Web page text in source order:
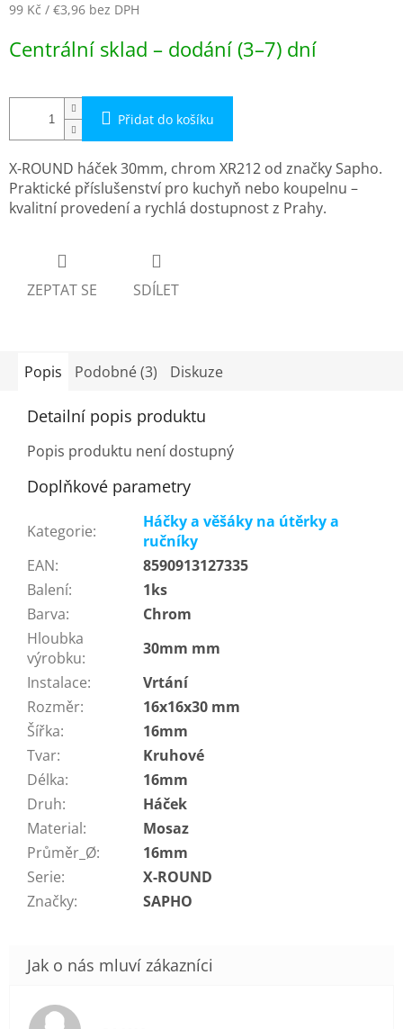
99 Kč / €3,96 bez DPH
cena:
Centrální sklad – dodání (3–7) dní
Přidat do košíku
X-ROUND háček 30mm, chrom XR212 od značky Sapho.
Praktické příslušenství pro kuchyň nebo koupelnu –
kvalitní provedení a rychlá dostupnost z Prahy.
ZEPTAT SE SDÍLET
Popis Podobné (3) Diskuze
Detailní popis produktu
Popis produktu není dostupný
Doplňkové parametry
Kategorie:
Háčky a věšáky na útěrky a
ručníky
EAN:
8590913127335
Balení:
1ks
Barva:
Chrom
Hloubka
výrobku:
30mm mm
Instalace:
Vrtání
Rozměr:
16x16x30 mm
Šířka:
16mm
Tvar:
Kruhové
Délka:
16mm
Druh:
Háček
Material:
Mosaz
Průměr_Ø:
16mm
Serie:
X-ROUND
Značky: SAPHO